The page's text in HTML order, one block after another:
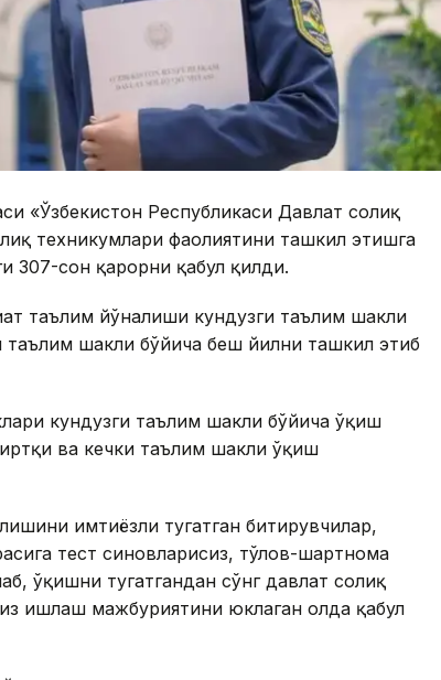
«Ўзбекистон Республикаси Давлат солиқ
техникумлари фаолиятини ташкил этишга
307-сон қарорни қабул қилди.
таълим йўналиши кундузги таълим шакли
шакли бўйича беш йилни ташкил этиб
кундузги таълим шакли бўйича ўқиш
ва кечки таълим шакли ўқиш
имтиёзли тугатган битирувчилар,
тест синовларисиз, тўлов-шартнома
ўқишни тугатгандан сўнг давлат солиқ
ишлаш мажбуриятини юклаган ҳолда қабул